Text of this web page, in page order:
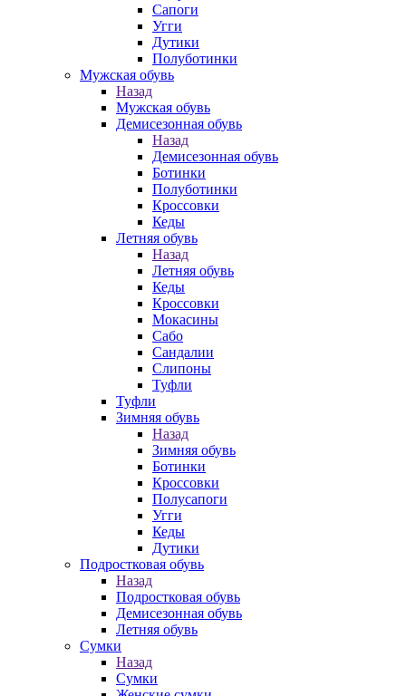
Сапоги
Угги
Дутики
Полуботинки
Мужская обувь
Назад
Мужская обувь
Демисезонная обувь
Назад
Демисезонная обувь
Ботинки
Полуботинки
Кроссовки
Кеды
Летняя обувь
Назад
Летняя обувь
Кеды
Кроссовки
Мокасины
Сабо
Сандалии
Слипоны
Туфли
Туфли
Зимняя обувь
Назад
Зимняя обувь
Ботинки
Кроссовки
Полусапоги
Угги
Кеды
Дутики
Подростковая обувь
Назад
Подростковая обувь
Демисезонная обувь
Летняя обувь
Сумки
Назад
Сумки